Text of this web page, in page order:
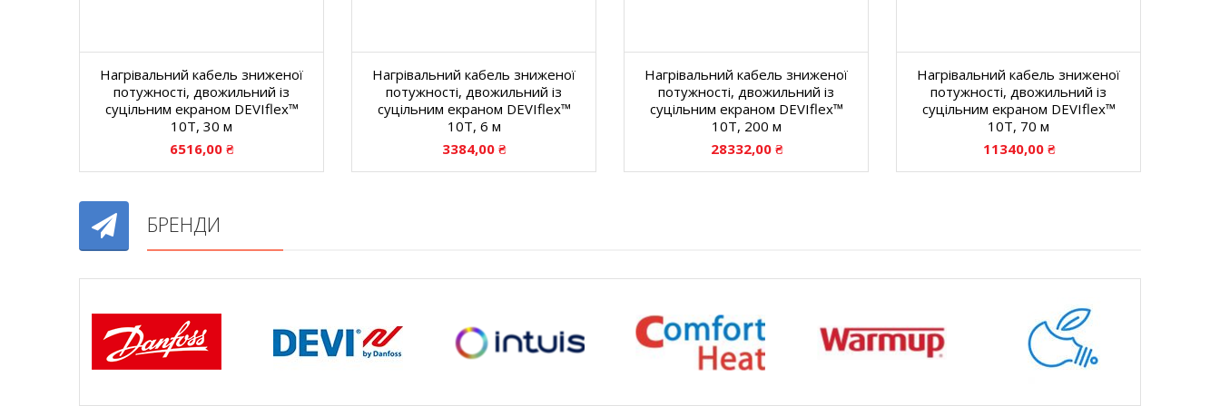
Нагрівальний кабель зниженої
потужності, двожильний із
суцільним екраном DEVIflex™
10T, 30 м
6516,00 ₴
Нагрівальний кабель зниженої
потужності, двожильний із
суцільним екраном DEVIflex™
10T, 6 м
3384,00 ₴
Нагрівальний кабель зниженої
потужності, двожильний із
суцільним екраном DEVIflex™
10T, 200 м
28332,00 ₴
Нагрівальний кабель зниженої
потужності, двожильний із
суцільним екраном DEVIflex™
10T, 70 м
11340,00 ₴
БРЕНДИ